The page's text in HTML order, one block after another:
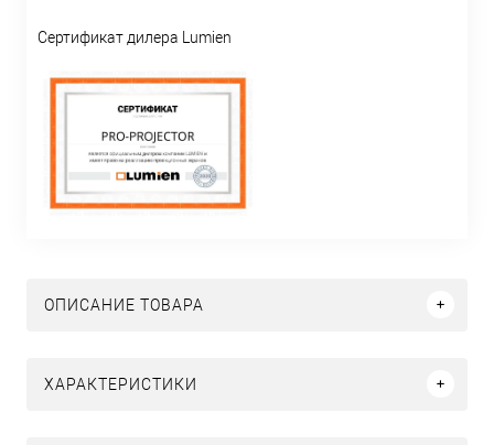
Сертификат дилера Lumien
ОПИСАНИЕ ТОВАРА
ХАРАКТЕРИСТИКИ